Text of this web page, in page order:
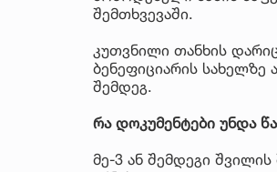
შემთხვევაში.
კუთვნილი თანხის
ბენეფიციარის სახელზე
შემდეგ.
რა დოკუმენტები უნდა
მე-3 ან შემდეგი